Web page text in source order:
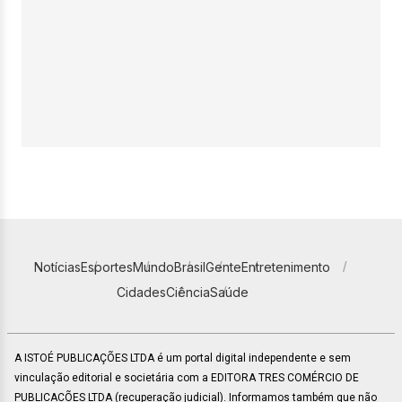
NotíciasEsportesMundoBrasilGenteEntretenimento
CidadesCiênciaSaúde
A ISTOÉ PUBLICAÇÕES LTDA é um portal digital independente e sem
vinculação editorial e societária com a EDITORA TRES COMÉRCIO DE
PUBLICACÕES LTDA (recuperação judicial). Informamos também que não